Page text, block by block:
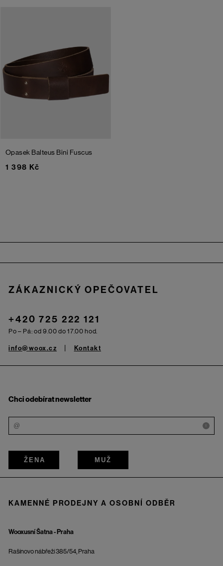
Opasek Balteus Bini Fuscus
1 398 Kč
ZÁKAZNICKÝ OPEČOVATEL
+420 725 222 121
Po – Pá: od 9.00 do 17.00 hod.
info@woox.cz Kontakt
Chci odebírat newsletter
i
ŽENA MUŽ
KAMENNÉ PRODEJNY A OSOBNÍ ODBĚR
Wooxusní Šatna - Praha
Rašínovo nábřeží 385/54, Praha